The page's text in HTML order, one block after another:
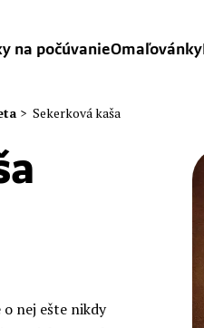
na počúvanieOmaľovánky
> Sekerková kaša
o nej ešte nikdy